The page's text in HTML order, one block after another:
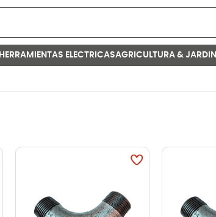
HERRAMIENTAS ELECTRICASAGRICULTURA & JARDIN